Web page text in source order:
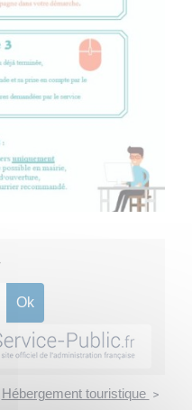
Hébergement touristique >